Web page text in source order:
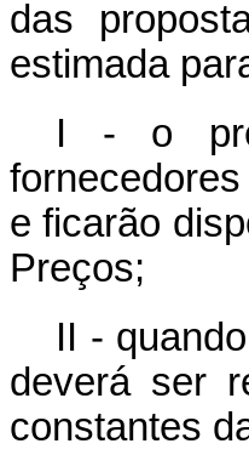
das
estimada
I - o
e ficarão
Preços;
II -
deverá ser
constantes